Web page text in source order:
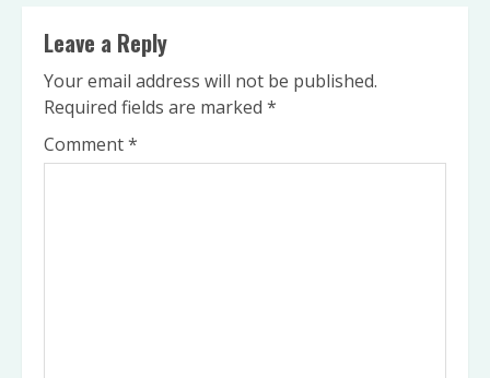
Leave a Reply
Your email address will not be published.
Required fields are marked *
Comment*